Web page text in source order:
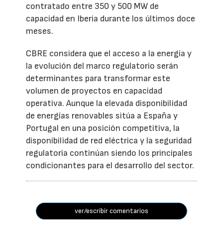
contratado entre 350 y 500 MW de
capacidad en Iberia durante los últimos doce
meses.
CBRE considera que el acceso a la energía y
la evolución del marco regulatorio serán
determinantes para transformar este
volumen de proyectos en capacidad
operativa. Aunque la elevada disponibilidad
de energías renovables sitúa a España y
Portugal en una posición competitiva, la
disponibilidad de red eléctrica y la seguridad
regulatoria continúan siendo los principales
condicionantes para el desarrollo del sector.
ver/escribir comentarios